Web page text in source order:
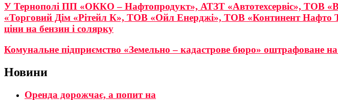
У Тернополі ПП «ОККО – Нафтопродукт», АТЗТ «Автотехсервіс», ТОВ
«Торговий Дім «Рітейл К», ТОВ «Ойл Енерджі», ТОВ «Континент
ціни на бензин і солярку
Комунальне підприємство «Земельно – кадастрове бюро» оштрафоване
Новини
Оренда дорожчає, а попит на